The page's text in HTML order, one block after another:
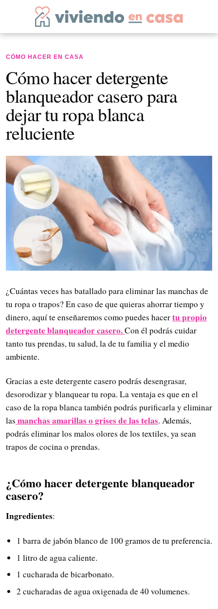
CÓMO HACER EN CASA
Cómo hacer detergente
blanqueador casero para
dejar tu ropa blanca
reluciente
¿Cuántas veces has batallado para eliminar las manchas de
tu ropa o trapos? En caso de que quieras ahorrar tiempo y
dinero, aquí te enseñaremos como puedes hacertu propio
detergente blanqueador casero.Con él podrás cuidar
tanto tus prendas, tu salud, la de tu familia y el medio
ambiente.
Gracias a este detergente casero podrás desengrasar,
desorodizar y blanquear tu ropa. La ventaja es que en el
caso de la ropa blanca también podrás purificarla y eliminar
las manchas amarillas o grises de las telas. Además,
podrás eliminar los malos olores de los textiles, ya sean
trapos de cocina o prendas.
¿Cómo hacer detergente blanqueador
casero?
Ingredientes:
1 barra de jabón blanco de 100 gramos de tu preferencia.
1 litro de agua caliente.
1 cucharada de bicarbonato.
2 cucharadas de agua oxigenada de 40 volumenes.